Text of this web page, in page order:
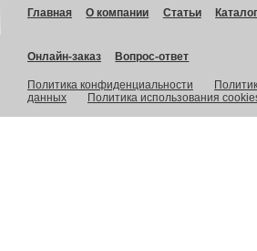
Главная О компании Статьи Каталог
Онлайн-заказ Вопрос-ответ
Политика конфиденциальности
данных
Политика использования